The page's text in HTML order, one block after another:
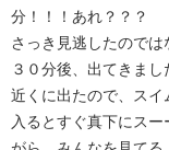
分！！！あれ？？？
さっき見逃したのでは
３０分後、出てきま
近くに出たので、スイ
入るとすぐ真下にス